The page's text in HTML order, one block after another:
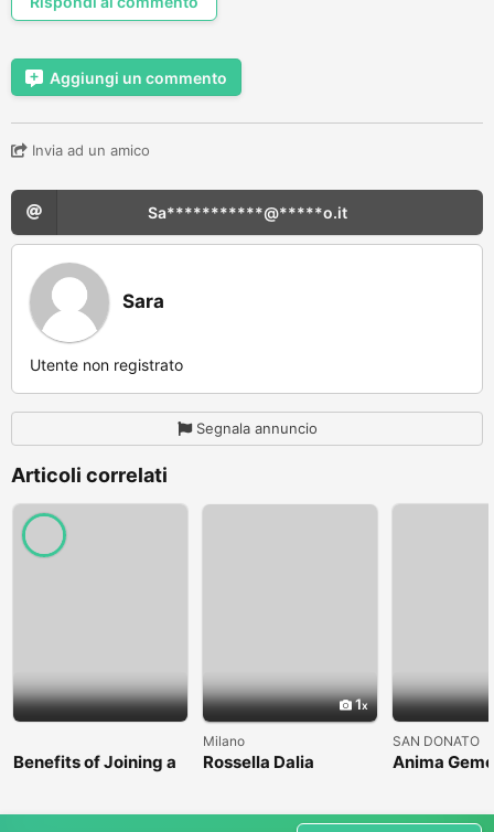
Aggiungi un commento
Invia ad un amico
Sa***********@*****o.it
Sara
Utente non registrato
Segnala annuncio
Articoli correlati
Benefits of Joining a
Professional Nasha
1
Milano
Rossella Dalia
SAN DONATO
Anima